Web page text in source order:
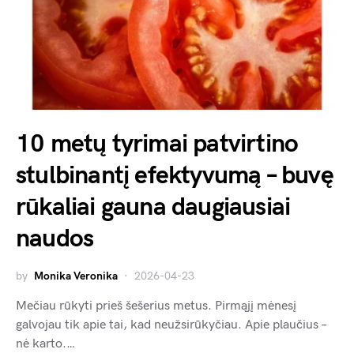
10 metų tyrimai patvirtino
stulbinantį efektyvumą – buvę
rūkaliai gauna daugiausiai
naudos
by Monika Veronika 2026-04-23
Mečiau rūkyti prieš šešerius metus. Pirmąjį mėnesį
galvojau tik apie tai, kad neužsirūkyčiau. Apie plaučius –
nė karto.…